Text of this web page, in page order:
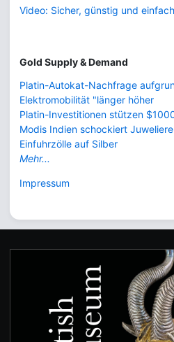
Video: Sicher, günstig und
Gold Supply & Demand
Platin-Autokat-Nachfrage
Elektromobilität "länger höher
Platin-Investitionen stützen
Modis Indien schockiert
Einfuhrzölle auf Silber
Mehr...
Impressum